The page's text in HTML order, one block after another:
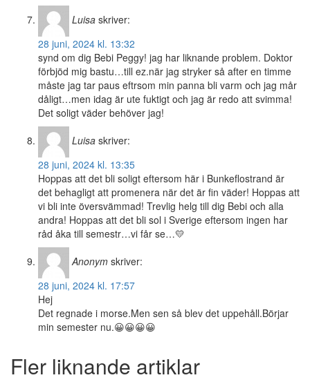
Luisa skriver:
28 juni, 2024 kl. 13:32
synd om dig Bebi Peggy! jag har liknande problem. Doktor
förbjöd mig bastu…till ez.när jag stryker så after en timme
måste jag tar paus eftrsom min panna bli varm och jag mår
dåligt…men idag är ute fuktigt och jag är redo att svimma!
Det soligt väder behöver jag!
Luisa skriver:
28 juni, 2024 kl. 13:35
Hoppas att det bli soligt eftersom här i Bunkeflostrand är
det behagligt att promenera när det är fin väder! Hoppas att
vi bli inte översvämmad! Trevlig helg till dig Bebi och alla
andra! Hoppas att det bli sol i Sverige eftersom ingen har
råd åka till semestr…vi får se…💛
Anonym skriver:
28 juni, 2024 kl. 17:57
Hej
Det regnade i morse.Men sen så blev det uppehåll.Börjar
min semester nu.😀😀😀😀
Fler liknande artiklar